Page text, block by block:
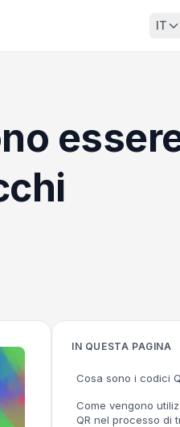
IT
IN QUESTA PAGINA
Cosa sono i codici
Come vengono
QR nel processo di